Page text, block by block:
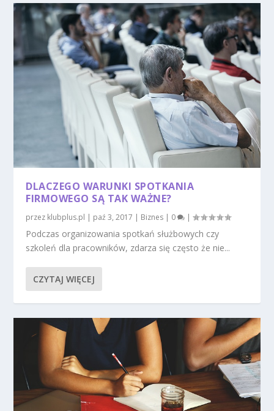
DLACZEGO WARUNKI SPOTKANIA
FIRMOWEGO SĄ TAK WAŻNE?
przez klubplus.pl | paź 3, 2017 | Biznes | 0 |
Podczas organizowania spotkań służbowych czy
szkoleń dla pracowników, zdarza się często że nie...
CZYTAJ WIĘCEJ